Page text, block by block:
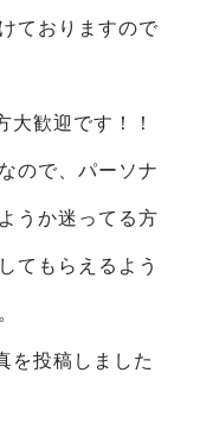
ておりますので
歓迎です！！
ので、パーソナ
うか迷ってる方
てもらえるよう
投稿しました